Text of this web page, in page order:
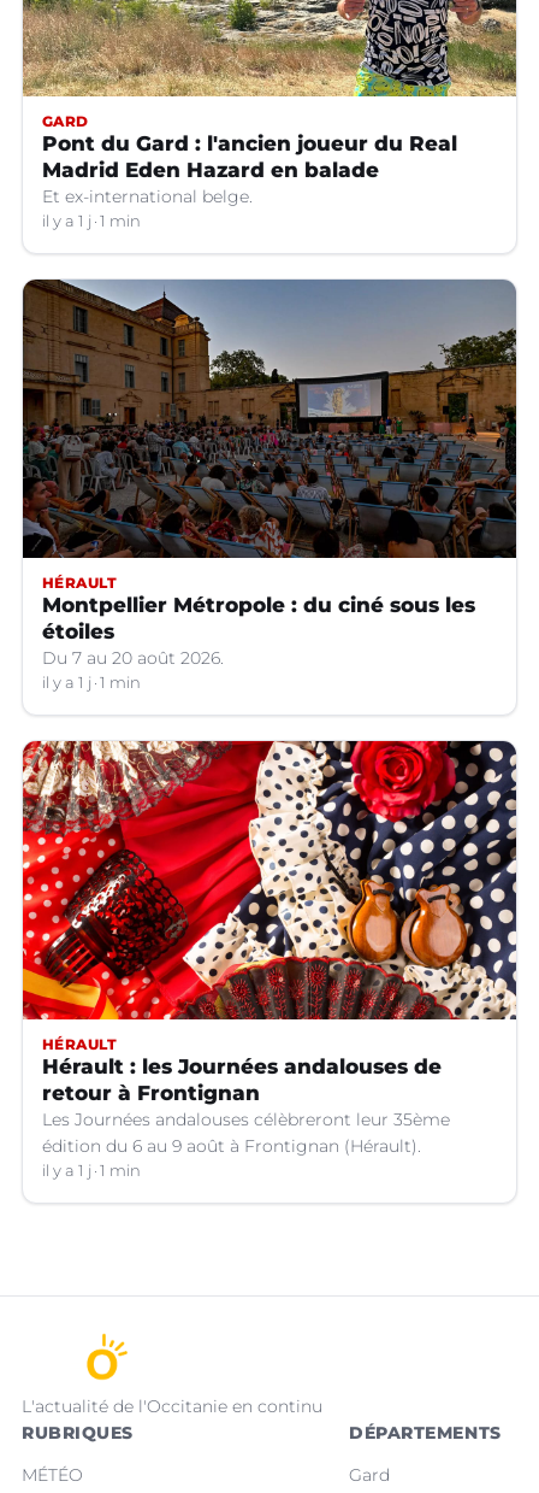
GARD
Pont du Gard : l'ancien joueur du Real
Madrid Eden Hazard en balade
Et ex-international belge.
il y a 1 j 1 min
HÉRAULT
Montpellier Métropole : du ciné sous les
étoiles
Du 7 au 20 août 2026.
il y a 1 j 1 min
HÉRAULT
Hérault : les Journées andalouses de
retour à Frontignan
Les Journées andalouses célèbreront leur 35ème
édition du 6 au 9 août à Frontignan (Hérault).
il y a 1 j 1 min
L'actualité de l'Occitanie en continu
RUBRIQUES
MÉTÉO
DÉPARTEMENTS
Gard